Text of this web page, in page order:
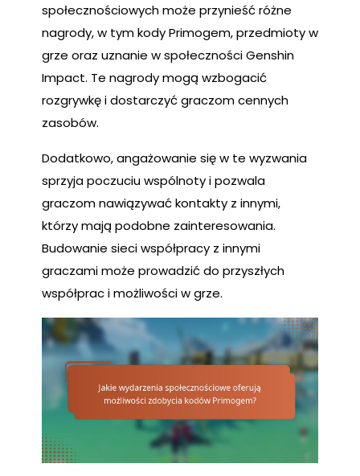
społecznościowych może przynieść różne
nagrody, w tym kody Primogem, przedmioty w
grze oraz uznanie w społeczności Genshin
Impact. Te nagrody mogą wzbogacić
rozgrywkę i dostarczyć graczom cennych
zasobów.
Dodatkowo, angażowanie się w te wyzwania
sprzyja poczuciu wspólnoty i pozwala
graczom nawiązywać kontakty z innymi,
którzy mają podobne zainteresowania.
Budowanie sieci współpracy z innymi
graczami może prowadzić do przyszłych
współprac i możliwości w grze.